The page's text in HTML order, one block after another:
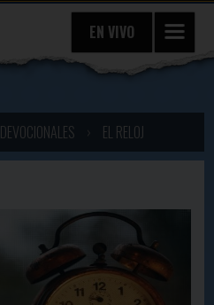
EN VIVO
DEVOCIONALES EL RELOJ